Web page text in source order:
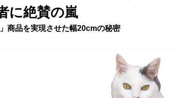
に絶賛の嵐
」商品を実現させた幅20cmの秘密